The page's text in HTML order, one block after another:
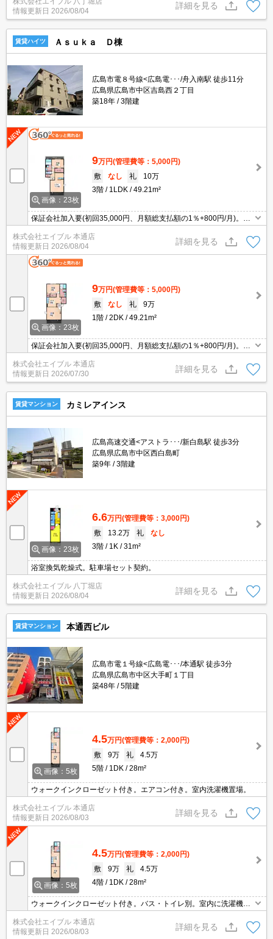
情報更新日 2026/08/04
詳細を見る
賃貸ハイツ Ａｓｕｋａ Ｄ棟
広島市電８号線<広島電･･･/舟入南駅 徒歩11分
広島県広島市中区吉島西２丁目
築18年
3階建
画像：23枚
9万円(管理費等：5,000円)
敷
なし 礼
10万
3階
1LDK 49.21m²
保証会社加入要(初回35,000円、月額総支払額の1％+800円/月)。エ
アコン2基付き。ウォークインクローゼット付き。追焚き機能付バ
ス。温水洗浄便座付き。
株式会社エイブル 本通店
情報更新日 2026/08/04
詳細を見る
画像：23枚
9万円(管理費等：5,000円)
敷
なし 礼
9万
1階
2DK 49.21m²
保証会社加入要(初回35,000円、月額総支払額の1％+800円/月)。ウ
宅配ボックスあり。
株式会社エイブル 本通店
情報更新日 2026/07/30
詳細を見る
賃貸マンション カミレアインス
広島高速交通<アストラ･･･/新白島駅 徒歩3分
広島県広島市中区西白島町
築9年
3階建
画像：23枚
6.6万円(管理費等：3,000円)
敷
13.2万 礼
なし
3階
1K 31m²
浴室換気乾燥式。駐車場セット契約。
株式会社エイブル 八丁堀店
情報更新日 2026/08/04
詳細を見る
賃貸マンション 本通西ビル
広島市電１号線<広島電･･･/本通駅 徒歩3分
広島県広島市中区大手町１丁目
築48年
5階建
画像：5枚
4.5万円(管理費等：2,000円)
敷
9万 礼
4.5万
5階
1DK 28m²
ウォークインクローゼット付き。エアコン付き。室内洗濯機置場。
株式会社エイブル 本通店
情報更新日 2026/08/03
詳細を見る
画像：5枚
4.5万円(管理費等：2,000円)
敷
9万 礼
4.5万
4階
1DK 28m²
ウォークインクローゼット付き。バス・トイレ別。室内に洗濯機置
株式会社エイブル 本通店
情報更新日 2026/08/03
詳細を見る